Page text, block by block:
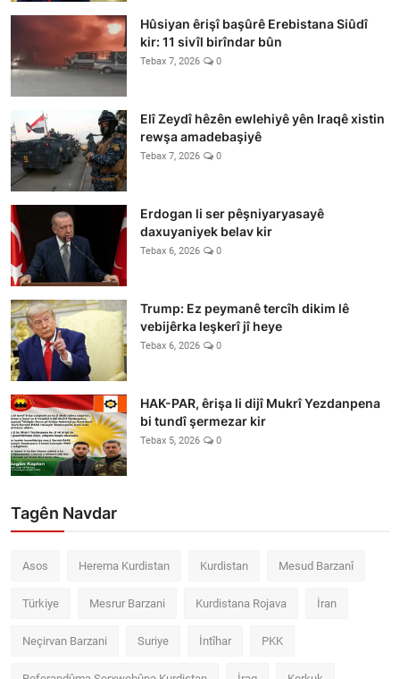
Hûsiyan êrişî başûrê Erebistana Siûdî
kir: 11 sivîl birîndar bûn
Tebax 7, 2026 0
Elî Zeydî hêzên ewlehiyê yên Iraqê xistin
rewşa amadebaşiyê
Tebax 7, 2026 0
Erdogan li ser pêşniyaryasayê
daxuyaniyek belav kir
Tebax 6, 2026 0
Trump: Ez peymanê tercîh dikim lê
vebijêrka leşkerî jî heye
Tebax 6, 2026 0
HAK-PAR, êrişa li dijî Mukrî Yezdanpena
bi tundî şermezar kir
Tebax 5, 2026 0
Tagên Navdar
Asos Herema Kurdistan Kurdistan Mesud Barzanî
Türkiye Mesrur Barzani Kurdistana Rojava İran
Neçirvan Barzani Suriye İntîhar PKK